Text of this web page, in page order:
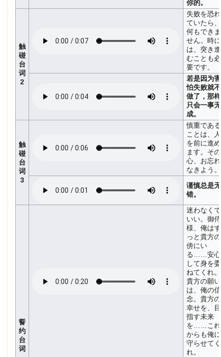
你的。
触
碰
台
词
2
失败を恐れ
ていたら、
何もできま
せん。時に
は、突き進
むことも必
要です。
若是因为害
怕失败就不
做了，那样
只会一事无
成。
触
碰
台
词
3
慎重である
ことは、人
を前に進め
ます。その
心、お忘れ
なきよう。
谨慎总是无
错。
誓
约
台
词
迷わなくて
いい。御侍
様、俺はず
っと貴方の
傍にい
る……安心
して身を委
ねてくれ。
貴方の願い
は、俺の信
念。貴方の
幸せを、目
指す未来
を……これ
からも俺に
守らせてく
れ。